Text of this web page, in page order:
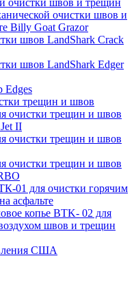
очистки швов и трещин
очистки швов и
Billy Goat Grazor
швов LandShark Crack
швов LandShark Edger
Edges
трещин и швов
очистки трещин и швов
II
очистки трещин и швов
очистки трещин и швов
01 для очистки горячим
асфальте
копье BTK- 02 для
швов и трещин
США